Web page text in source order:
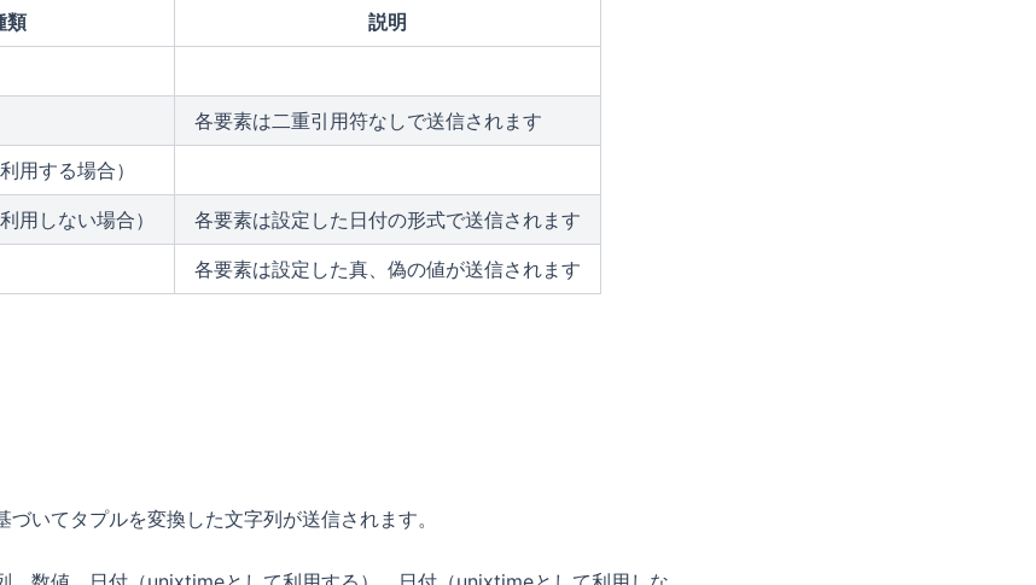
類 説明
各要素は二重引用符なしで送信されます
用する場合）
用しない場合） 各要素は設定した日付の形式で送信されます
各要素は設定した真、偽の値が送信されます
づいてタプルを変換した文字列が送信されます。